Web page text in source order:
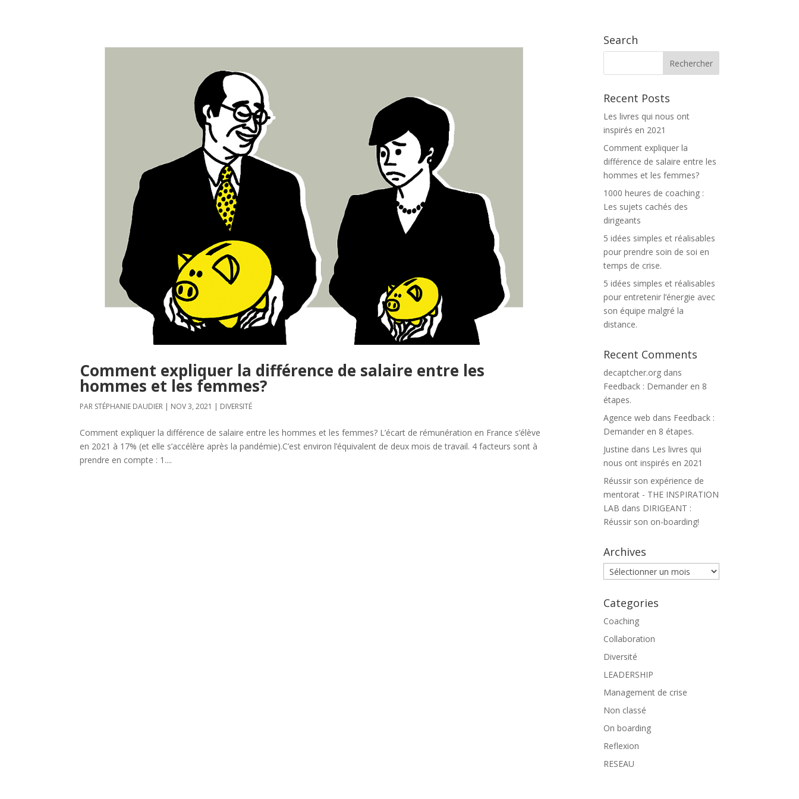
Comment expliquer la différence de salaire entre les
hommes et les femmes?
PAR STÉPHANIE DAUDIER | NOV 3, 2021 | DIVERSITÉ
Comment expliquer la différence de salaire entre les hommes et les femmes? L’écart de rémunération en France s’élève
en 2021 à 17% (et elle s’accélère après la pandémie).C’est environ l’équivalent de deux mois de travail. 4 facteurs sont à
prendre en compte : 1....
Search
Recent Posts
Les livres qui nous ont
inspirés en 2021
Comment expliquer la
différence de salaire entre les
hommes et les femmes?
1000 heures de coaching :
Les sujets cachés des
dirigeants
5 idées simples et réalisables
pour prendre soin de soi en
temps de crise.
5 idées simples et réalisables
pour entretenir l’énergie avec
son équipe malgré la
distance.
Recent Comments
decaptcher.org dans
Feedback : Demander en 8
étapes.
Agence web dans Feedback :
Demander en 8 étapes.
Justine dans Les livres qui
nous ont inspirés en 2021
Réussir son expérience de
mentorat - THE INSPIRATION
LAB dans DIRIGEANT :
Réussir son on-boarding!
Archives
Archives
Categories
Coaching
Collaboration
Diversité
LEADERSHIP
Management de crise
Non classé
On boarding
Reflexion
RESEAU